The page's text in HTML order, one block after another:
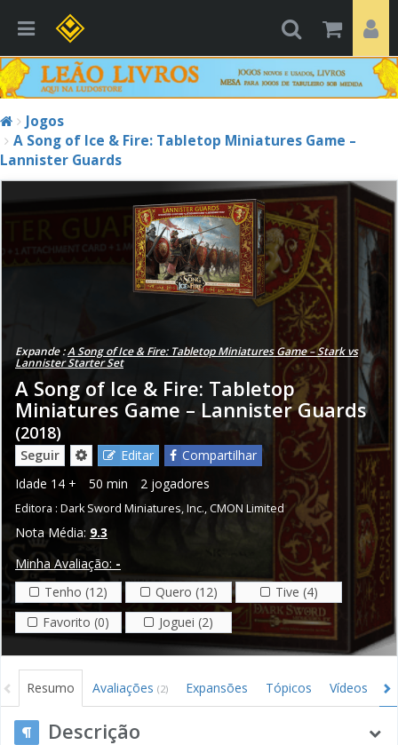
Jogos
A Song of Ice & Fire: Tabletop Miniatures Game –
Lannister Guards
Expande :A Song of Ice & Fire: Tabletop Miniatures Game – Stark vs
Lannister Starter Set
A Song of Ice & Fire: Tabletop
Miniatures Game – Lannister Guards
(2018)
Seguir Editar
Compartilhar
Idade 14 + 50 min 2 jogadores
Editora : Dark Sword Miniatures, Inc.,CMON Limited
Nota Média: 9.3
Minha Avaliação: -
Tenho (12)
Quero (12)
Tive (4)
Favorito (0)
Joguei (2)
Resumo Avaliações (2) Expansões Tópicos Vídeos
Descrição